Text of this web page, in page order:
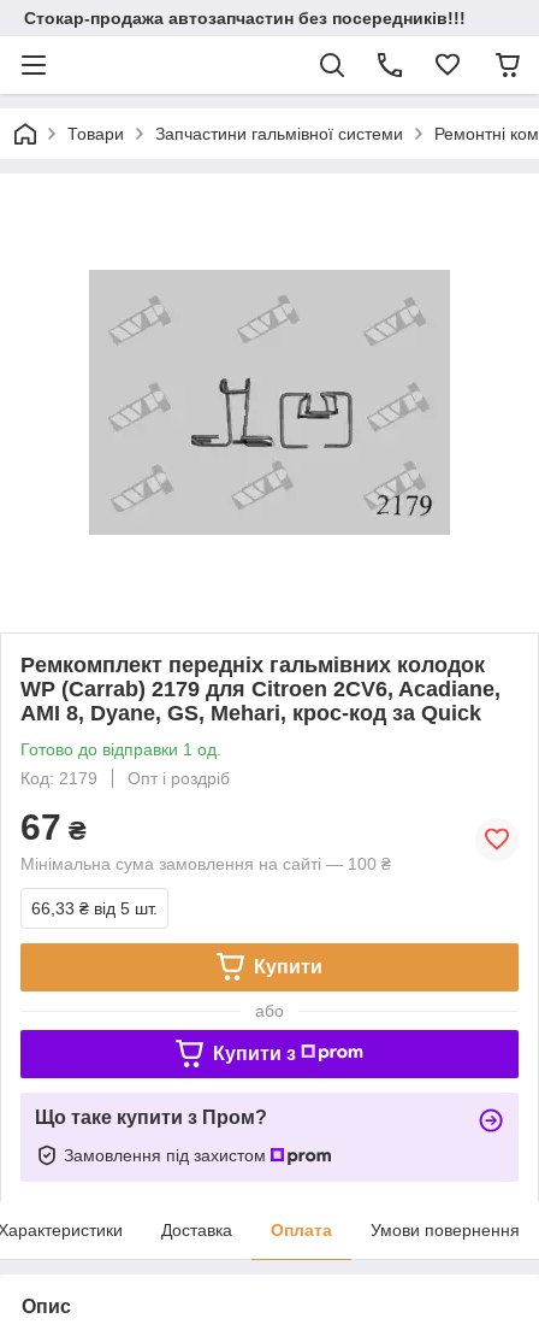
Стокар-продажа автозапчастин без посередників!!!
Товари Запчастини гальмівної системи Ремонтні
Ремкомплект передніх гальмівних колодок
WP (Carrab) 2179 для Citroen 2CV6, Acadiane,
AMI 8, Dyane, GS, Mehari, крос-код за Quick
Готово до відправки 1 од.
Код: 2179
Опт і роздріб
67 ₴
Мінімальна сума замовлення на сайті — 100 ₴
66,33 ₴ від 5 шт.
Купити
або
Купити з
Що таке купити з Пром?
Замовлення під захистом
Доставка Оплата Умови повернення
Опис